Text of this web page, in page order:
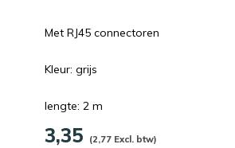
Met RJ45 connectoren
Kleur: grijs
lengte: 2 m
3,35 (2,77 Excl. btw)